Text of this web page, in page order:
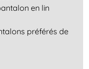
en lin
préférés de